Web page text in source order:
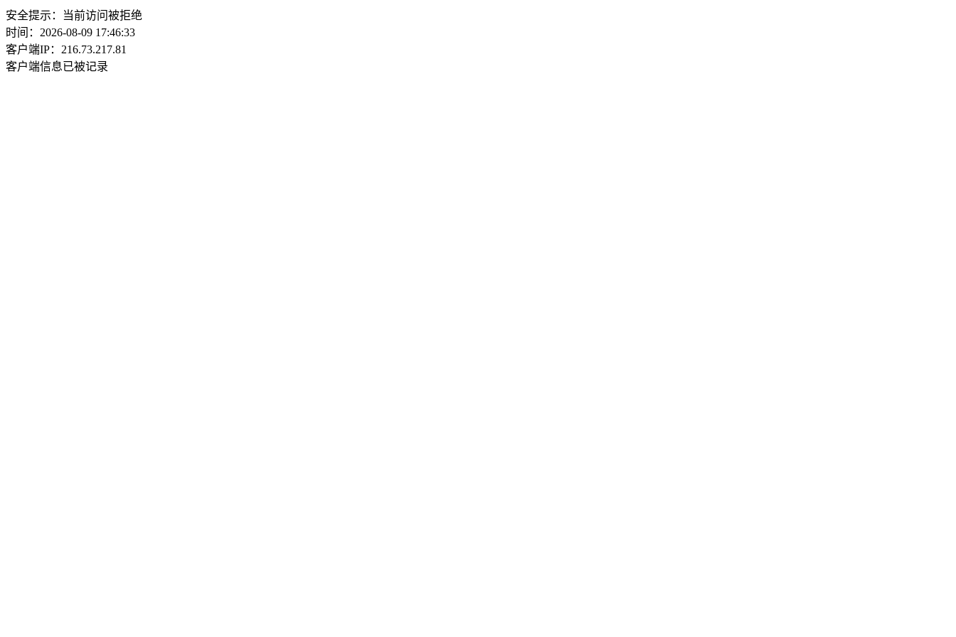
安全提示：当前访问被拒绝
时间：2026-08-09 17:46:33
客户端IP：216.73.217.81
客户端信息已被记录